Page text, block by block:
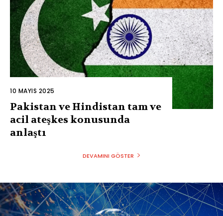
10 MAYIS 2025
Pakistan ve Hindistan tam ve
acil ateşkes konusunda
anlaştı
DEVAMINI GÖSTER